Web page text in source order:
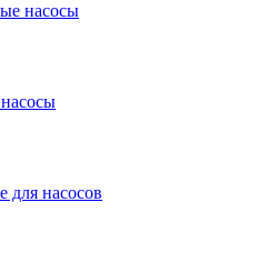
насосы
насосов